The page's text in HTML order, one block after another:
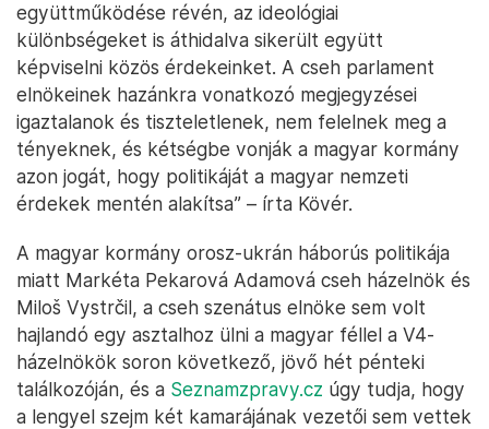
együttműködése révén, az ideológiai
különbségeket is áthidalva sikerült együtt
képviselni közös érdekeinket. A cseh parlament
elnökeinek hazánkra vonatkozó megjegyzései
igaztalanok és tiszteletlenek, nem felelnek meg a
tényeknek, és kétségbe vonják a magyar kormány
azon jogát, hogy politikáját a magyar nemzeti
érdekek mentén alakítsa” – írta Kövér.
A magyar kormány orosz-ukrán háborús politikája
miatt Markéta Pekarová Adamová cseh házelnök és
Miloš Vystrčil, a cseh szenátus elnöke sem volt
hajlandó egy asztalhoz ülni a magyar féllel a V4-
házelnökök soron következő, jövő hét pénteki
találkozóján, és a Seznamzpravy.cz úgy tudja, hogy
a lengyel szejm két kamarájának vezetői sem vettek